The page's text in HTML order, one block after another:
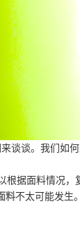
谈谈。我们如
根据面料情况，
料不太可能发生。